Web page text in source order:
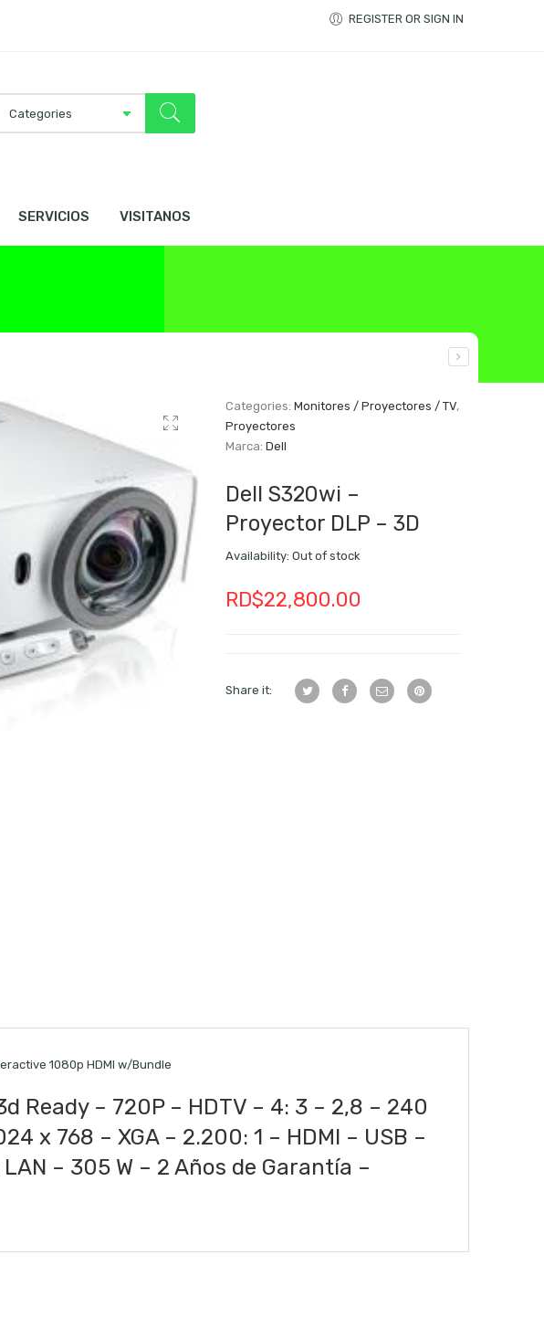
REGISTER OR SIGN IN
SERVICIOS VISITANOS
Categories:Monitores / Proyectores / TV,
Proyectores
Marca:Dell
Dell S320wi –
Proyector DLP – 3D
Availability: Out of stock
RD$22,800.00
Share it:
1080p HDMI w/Bundle
Ready – 720P – HDTV – 4: 3 – 2,8 – 240
x 768 – XGA – 2.200: 1 – HDMI – USB –
– 305 W – 2 Años de Garantía –